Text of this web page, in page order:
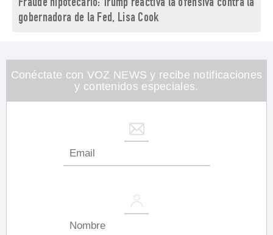
Fraude hipotecario: Trump reactiva la ofensiva contra la
gobernadora de la Fed, Lisa Cook
Conéctate con VOZ NEWS y recibe notificaciones
y contenidos especiales.